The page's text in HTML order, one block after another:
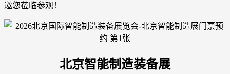
邀您莅临参观！
北京智能制造装备展